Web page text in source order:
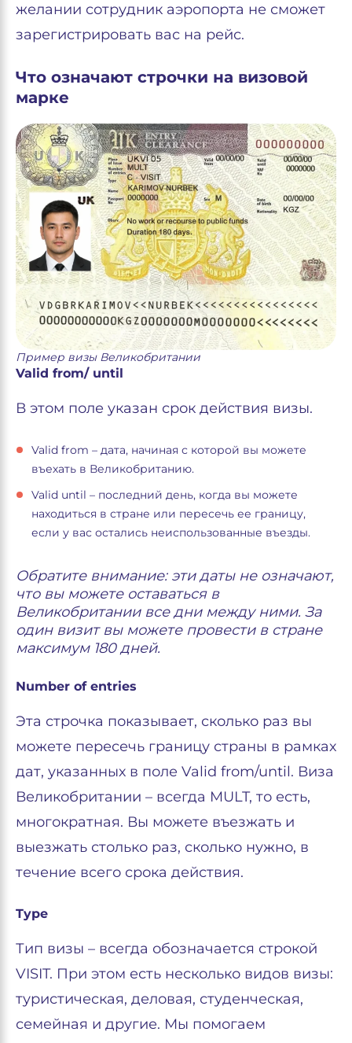
желании сотрудник аэропорта не сможет
зарегистрировать вас на рейс.
Что означают строчки на визовой
марке
Пример визы Великобритании
Valid from/ until
В этом поле указан срок действия визы.
Valid from – дата, начиная с которой вы можете
въехать в Великобританию.
Valid until – последний день, когда вы можете
находиться в стране или пересечь ее границу,
если у вас остались неиспользованные въезды.
Обратите внимание: эти даты не означают,
что вы можете оставаться в
Великобритании все дни между ними. За
один визит вы можете провести в стране
максимум 180 дней.
Number of entries
Эта строчка показывает, сколько раз вы
можете пересечь границу страны в рамках
дат, указанных в поле Valid from/until. Виза
Великобритании – всегда MULT, то есть,
многократная. Вы можете въезжать и
выезжать столько раз, сколько нужно, в
течение всего срока действия.
Type
Тип визы – всегда обозначается строкой
VISIT. При этом есть несколько видов визы:
туристическая, деловая, студенческая,
семейная и другие. Мы помогаем